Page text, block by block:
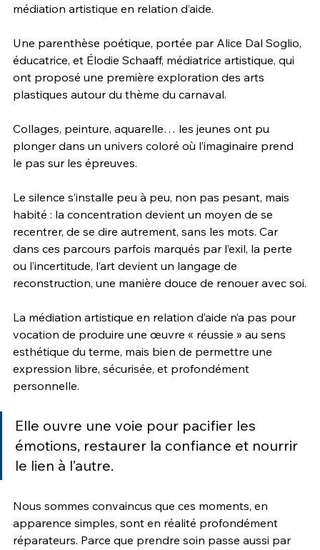
médiation artistique en relation d’aide.
Une parenthèse poétique, portée par Alice Dal Soglio,
éducatrice, et Élodie Schaaff, médiatrice artistique, qui
ont proposé une première exploration des arts
plastiques autour du thème du carnaval.
Collages, peinture, aquarelle… les jeunes ont pu
plonger dans un univers coloré où l’imaginaire prend
le pas sur les épreuves.
Le silence s’installe peu à peu, non pas pesant, mais
habité : la concentration devient un moyen de se
recentrer, de se dire autrement, sans les mots. Car
dans ces parcours parfois marqués par l’exil, la perte
ou l’incertitude, l’art devient un langage de
reconstruction, une manière douce de renouer avec soi.
La médiation artistique en relation d’aide n’a pas pour
vocation de produire une œuvre « réussie » au sens
esthétique du terme, mais bien de permettre une
expression libre, sécurisée, et profondément
personnelle.
Elle ouvre une voie pour pacifier les
émotions, restaurer la confiance et nourrir
le lien à l’autre.
Nous sommes convaincus que ces moments, en
apparence simples, sont en réalité profondément
réparateurs. Parce que prendre soin passe aussi par